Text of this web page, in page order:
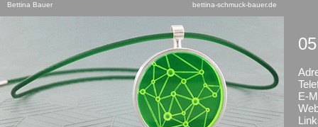
Bettina Bauer bettina-schmuck-bauer.de
E-